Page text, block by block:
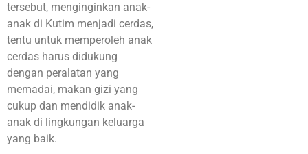
tersebut, menginginkan anak-
anak di Kutim menjadi cerdas,
tentu untuk memperoleh anak
cerdas harus didukung
dengan peralatan yang
memadai, makan gizi yang
cukup dan mendidik anak-
anak di lingkungan keluarga
yang baik.